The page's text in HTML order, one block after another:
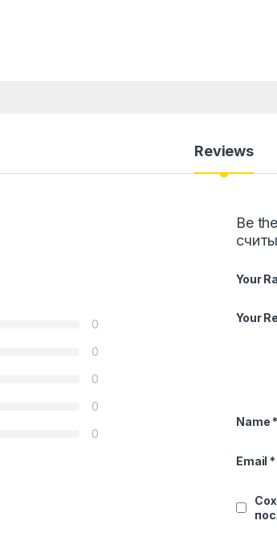
Reviews
0
0
0
0
0
Be
Your
Your
Name *
Email *